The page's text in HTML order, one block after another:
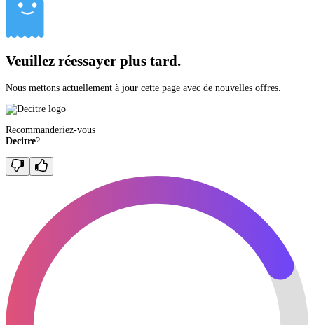
Veuillez réessayer plus tard.
Nous mettons actuellement à jour cette page avec de nouvelles offres.
Recommanderiez-vous
Decitre?